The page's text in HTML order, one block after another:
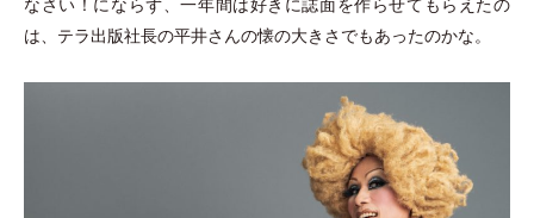
なさい！にならず、一年間は好きに誌面を作らせてもらえたの
は、テラ出版社長の平井さんの懐の大きさでもあったのかな。